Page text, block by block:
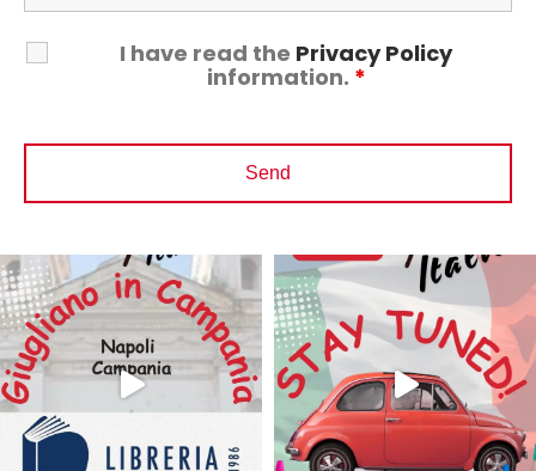
I have read the Privacy Policy
information. *